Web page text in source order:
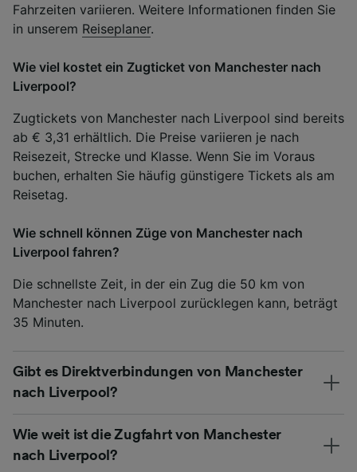
Fahrzeiten variieren. Weitere Informationen finden Sie
in unserem Reiseplaner.
Wie viel kostet ein Zugticket von Manchester nach
Liverpool?
Zugtickets von Manchester nach Liverpool sind bereits
ab € 3,31 erhältlich. Die Preise variieren je nach
Reisezeit, Strecke und Klasse. Wenn Sie im Voraus
buchen, erhalten Sie häufig günstigere Tickets als am
Reisetag.
Wie schnell können Züge von Manchester nach
Liverpool fahren?
Die schnellste Zeit, in der ein Zug die 50 km von
Manchester nach Liverpool zurücklegen kann, beträgt
35 Minuten.
Gibt es Direktverbindungen von Manchester
nach Liverpool?
Wie weit ist die Zugfahrt von Manchester
nach Liverpool?